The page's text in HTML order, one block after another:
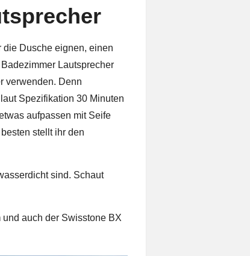
die Dusche eignen, einen
Lautsprecher
verwenden. Denn
Spezifikation 30 Minuten
aufpassen mit Seife
stellt ihr den
sind. Schaut
und auch der Swisstone BX